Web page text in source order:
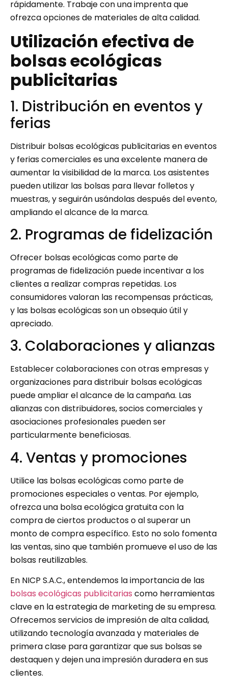
rápidamente. Trabaje con una imprenta que
ofrezca opciones de materiales de alta calidad.
Utilización efectiva de
bolsas ecológicas
publicitarias
1. Distribución en eventos y
ferias
Distribuir bolsas ecológicas publicitarias en eventos
y ferias comerciales es una excelente manera de
aumentar la visibilidad de la marca. Los asistentes
pueden utilizar las bolsas para llevar folletos y
muestras, y seguirán usándolas después del evento,
ampliando el alcance de la marca.
2. Programas de fidelización
Ofrecer bolsas ecológicas como parte de
programas de fidelización puede incentivar a los
clientes a realizar compras repetidas. Los
consumidores valoran las recompensas prácticas,
y las bolsas ecológicas son un obsequio útil y
apreciado.
3. Colaboraciones y alianzas
Establecer colaboraciones con otras empresas y
organizaciones para distribuir bolsas ecológicas
puede ampliar el alcance de la campaña. Las
alianzas con distribuidores, socios comerciales y
asociaciones profesionales pueden ser
particularmente beneficiosas.
4. Ventas y promociones
Utilice las bolsas ecológicas como parte de
promociones especiales o ventas. Por ejemplo,
ofrezca una bolsa ecológica gratuita con la
compra de ciertos productos o al superar un
monto de compra específico. Esto no solo fomenta
las ventas, sino que también promueve el uso de las
bolsas reutilizables.
En NICP S.A.C., entendemos la importancia de las
bolsas ecológicas publicitarias como herramientas
clave en la estrategia de marketing de su empresa.
Ofrecemos servicios de impresión de alta calidad,
utilizando tecnología avanzada y materiales de
primera clase para garantizar que sus bolsas se
destaquen y dejen una impresión duradera en sus
clientes.